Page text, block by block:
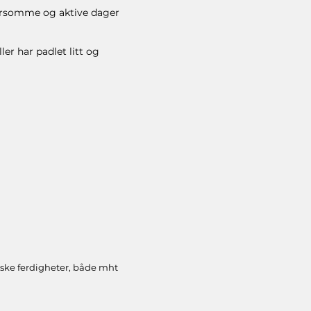
og aktive dager
har padlet litt og
ferdigheter, både mht